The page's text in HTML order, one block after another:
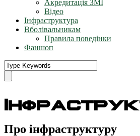
Акредитація ЗМІ
Відео
Інфраструктура
Вболівальникам
Правила поведінки
Фаншоп
Про інфраструктуру